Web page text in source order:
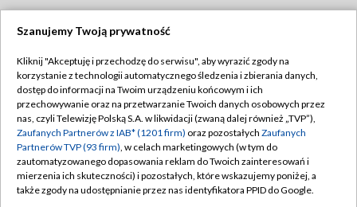
TVP
Abonament TVP
Emisja w TVP
Centrum informacji TVP
Naziemna Telewizja Cyfrowa
Regulamin TVP
Polityka prywatności
Moje zgody
Pomoc
Szanujemy Twoją prywatność
Kliknij "Akceptuję i przechodzę do serwisu", aby wyrazić zgody na
korzystanie z technologii automatycznego śledzenia i zbierania danych,
dostęp do informacji na Twoim urządzeniu końcowym i ich
przechowywanie oraz na przetwarzanie Twoich danych osobowych przez
nas, czyli Telewizję Polską S.A. w likwidacji (zwaną dalej również „TVP”),
Zaufanych Partnerów z IAB* (1201 firm) oraz pozostałych Zaufanych
Partnerów TVP (93 firm), w celach marketingowych (w tym do
zautomatyzowanego dopasowania reklam do Twoich zainteresowań i
mierzenia ich skuteczności) i pozostałych, które wskazujemy poniżej, a
także zgody na udostępnianie przez nas identyfikatora PPID do Google.